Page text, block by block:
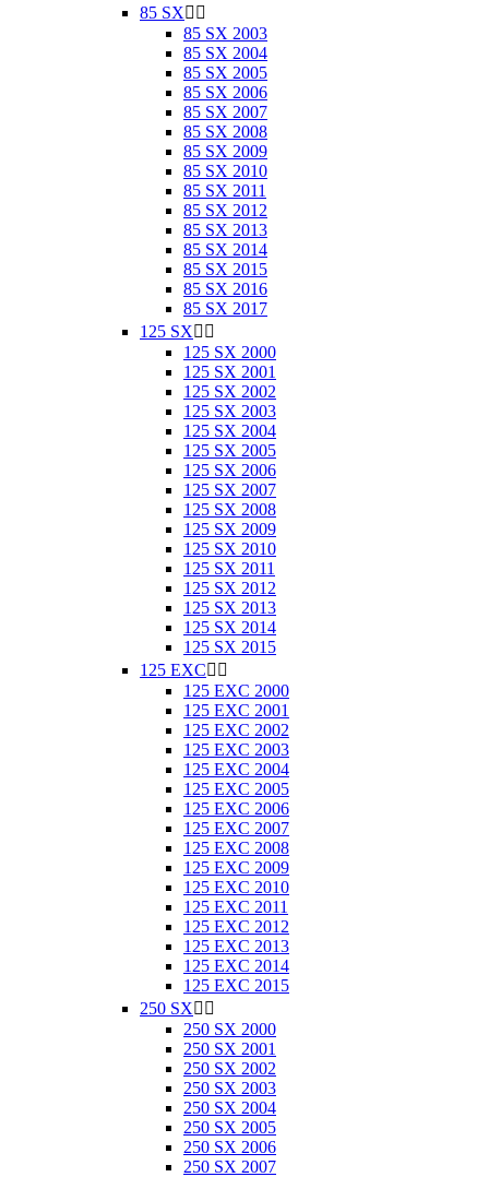
85 SX 
85 SX 2003
85 SX 2004
85 SX 2005
85 SX 2006
85 SX 2007
85 SX 2008
85 SX 2009
85 SX 2010
85 SX 2011
85 SX 2012
85 SX 2013
85 SX 2014
85 SX 2015
85 SX 2016
85 SX 2017
125 SX 
125 SX 2000
125 SX 2001
125 SX 2002
125 SX 2003
125 SX 2004
125 SX 2005
125 SX 2006
125 SX 2007
125 SX 2008
125 SX 2009
125 SX 2010
125 SX 2011
125 SX 2012
125 SX 2013
125 SX 2014
125 SX 2015
125 EXC 
125 EXC 2000
125 EXC 2001
125 EXC 2002
125 EXC 2003
125 EXC 2004
125 EXC 2005
125 EXC 2006
125 EXC 2007
125 EXC 2008
125 EXC 2009
125 EXC 2010
125 EXC 2011
125 EXC 2012
125 EXC 2013
125 EXC 2014
125 EXC 2015
250 SX 
250 SX 2000
250 SX 2001
250 SX 2002
250 SX 2003
250 SX 2004
250 SX 2005
250 SX 2006
250 SX 2007